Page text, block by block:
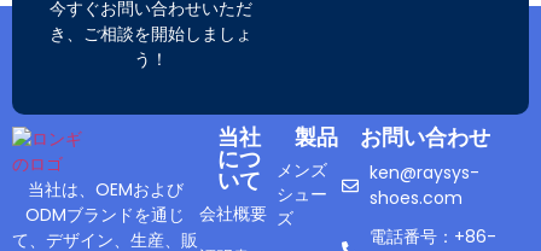
今すぐお問い合わせいただ
き、ご相談を開始しましょ
う！
当社は、OEMおよび
ODMブランドを通じ
て、デザイン、生産、販
当社
につ
いて
会社概要
製品
メンズ
シュー
ズ
お問い合わせ
ken@raysys-
shoes.com
電話番号：+86-